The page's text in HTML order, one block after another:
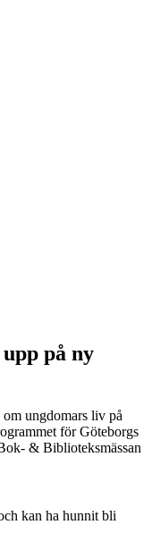
på ny
ungdomars liv på
för Göteborgs
& Biblioteksmässan
kan ha hunnit bli